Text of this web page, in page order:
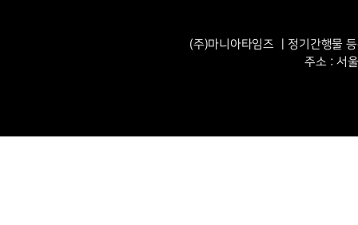
(주)마니아타임즈 ㅣ정기간행물
주소 : 서